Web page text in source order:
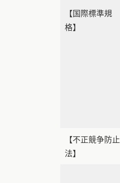
【国際標準規
格】
【不正競争防止
法】